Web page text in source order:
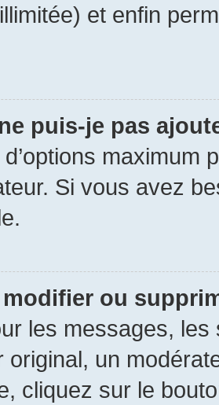
et enfin
puis-je pas
maximum
Si vous avez
ou
les messages,
original, un
cliquez sur le